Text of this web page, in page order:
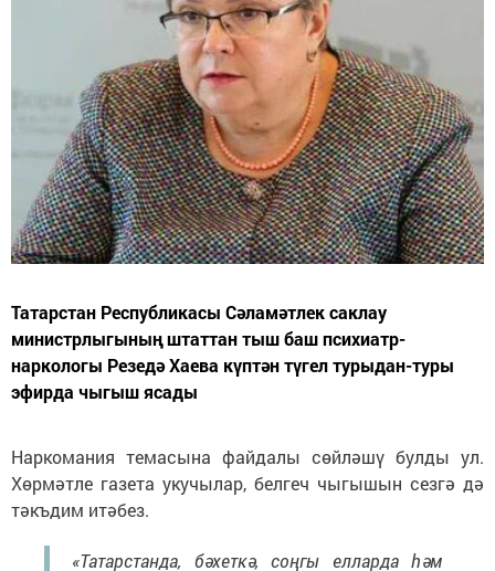
Татарстан Республикасы Сәламәтлек саклау
министрлыгының штаттан тыш баш психиатр-
наркологы Резедә Хаева күптән түгел турыдан-туры
эфирда чыгыш ясады
Наркомания темасына файдалы сөйләшү булды ул.
Хөрмәтле газета укучылар, белгеч чыгышын сезгә дә
тәкъдим итәбез.
«Татарстанда, бәхеткә, соңгы елларда һәм